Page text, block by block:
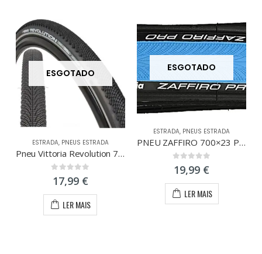
ESGOTADO
ESTRADA, PNEUS ESTRADA
Pneu Vittoria Revolution 700×35
0out of 5
17,99 €
LER MAIS
ESGOTADO
ESTRADA, PNEUS ESTRADA
PNEU ZAFFIRO 700×23 PRO FLEX AZUL
0out of 5
19,99 €
LER MAIS